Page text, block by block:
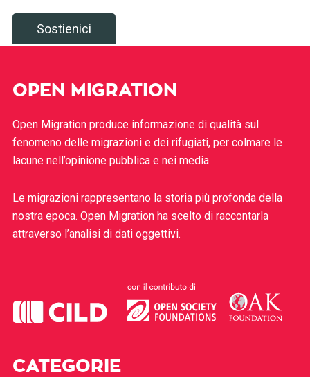
Sostienici
OPEN MIGRATION
Open Migration produce informazione di qualità sul
fenomeno delle migrazioni e dei rifugiati, per colmare le
lacune nell’opinione pubblica e nei media.
Le migrazioni rappresentano la storia più profonda della
nostra epoca. Open Migration ha scelto di raccontarla
attraverso l’analisi di dati oggettivi.
CATEGORIE